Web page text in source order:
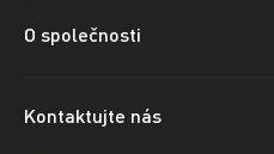
O společnosti
Kontaktujte nás